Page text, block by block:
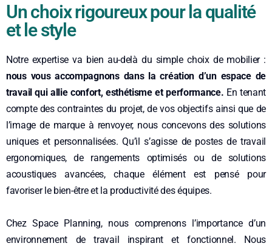
Un choix rigoureux pour la qualité
et le style
Notre expertise va bien au-delà du simple choix de mobilier :
nous vous accompagnons dans la création d’un espace de
travail qui allie confort, esthétisme et performance. En tenant
compte des contraintes du projet, de vos objectifs ainsi que de
l’image de marque à renvoyer, nous concevons des solutions
uniques et personnalisées. Qu’il s’agisse de postes de travail
ergonomiques, de rangements optimisés ou de solutions
acoustiques avancées, chaque élément est pensé pour
favoriser le bien-être et la productivité des équipes.
Chez Space Planning, nous comprenons l’importance d’un
environnement de travail inspirant et fonctionnel. Nous